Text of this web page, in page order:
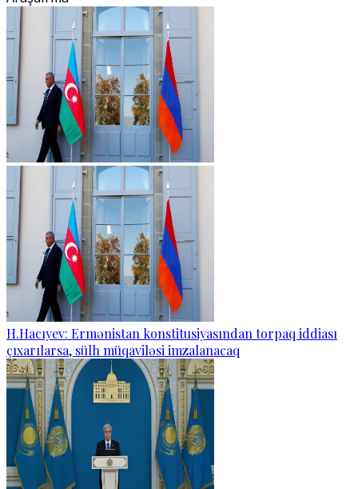
H.Hacıyev: Ermənistan konstitusiyasından torpaq iddiası
çıxarılarsa, sülh müqaviləsi imzalanacaq